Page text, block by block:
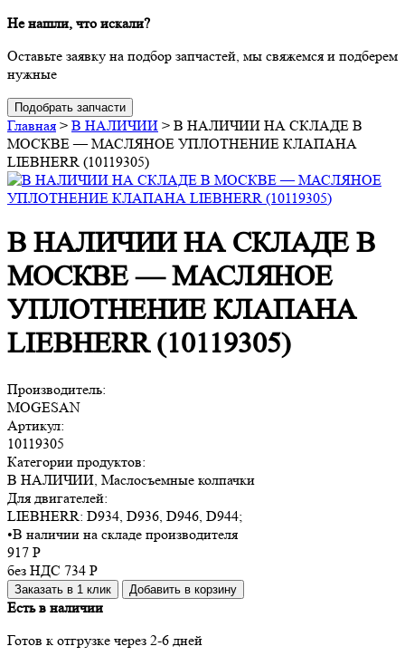
Не нашли, что искали?
Оставьте заявку на подбор запчастей, мы свяжемся и подберем
нужные
Подобрать запчасти
Главная > В НАЛИЧИИ > В НАЛИЧИИ НА СКЛАДЕ В
МОСКВЕ — МАСЛЯНОЕ УПЛОТНЕНИЕ КЛАПАНА
LIEBHERR (10119305)
В НАЛИЧИИ НА СКЛАДЕ В
МОСКВЕ — МАСЛЯНОЕ
УПЛОТНЕНИЕ КЛАПАНА
LIEBHERR (10119305)
Производитель:
MOGESAN
Артикул:
10119305
Категории продуктов:
В НАЛИЧИИ, Маслосъемные колпачки
Для двигателей:
LIEBHERR: D934, D936, D946, D944;
•В наличии на складе производителя
917 Р
без НДС 734 Р
Заказать в 1 клик Добавить в корзину
Есть в наличии
Готов к отгрузке через 2-6 дней